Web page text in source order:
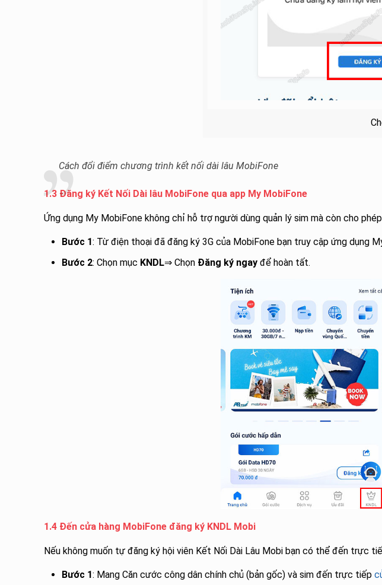
Cách đổi điểm chương trình kết nối dài lâu MobiFone
1.3 Đăng ký Kết Nối Dài lâu MobiFone qua app My MobiFone
Ứng dụng My MobiFone không chỉ hỗ trợ người dùng quản lý sim mà còn cho
Bước 1: Từ điện thoại đã đăng ký 3G của MobiFone bạn truy cập ứng dụng
Bước 2: Chọn mục KNDL⇒ Chọn Đăng ký ngay để hoàn tất.
1.4 Đến cửa hàng MobiFone đăng ký KNDL Mobi
Nếu không muốn tự đăng ký hội viên Kết Nối Dài Lâu Mobi bạn có thể đến trực
Bước 1: Mang Căn cước công dân chính chủ (bản gốc) và sim đến trực tiếp